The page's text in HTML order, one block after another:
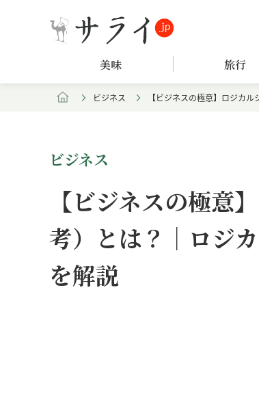
美味 旅行
ビジネス 【ビジネスの極意】ロジカ
ビジネス
【ビジネスの極意
考）とは？｜ロジ
を解説